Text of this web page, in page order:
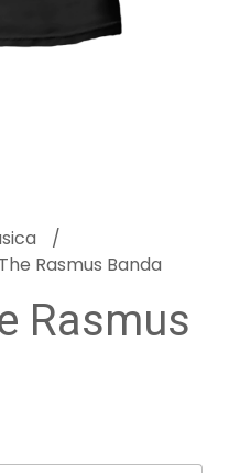
Rasmus Banda
Rasmus